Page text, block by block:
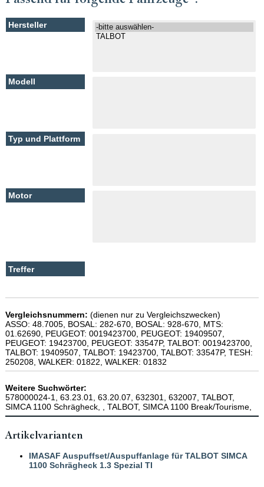
Vergleichsnummern: (dienen nur zu Vergleichszwecken)
ASSO: 48.7005, BOSAL: 282-670, BOSAL: 928-670, MTS:
01.62690, PEUGEOT: 0019423700, PEUGEOT: 19409507,
PEUGEOT: 19423700, PEUGEOT: 33547P, TALBOT: 0019423700,
TALBOT: 19409507, TALBOT: 19423700, TALBOT: 33547P, TESH:
250208, WALKER: 01822, WALKER: 01832
Weitere Suchwörter:
578000024-1, 63.23.01, 63.20.07, 632301, 632007, TALBOT,
SIMCA 1100 Schrägheck, , TALBOT, SIMCA 1100 Break/Tourisme,
Artikelvarianten
IMASAF Auspuffset/Auspuffanlage für TALBOT SIMCA
1100 Schrägheck 1.3 Spezial TI